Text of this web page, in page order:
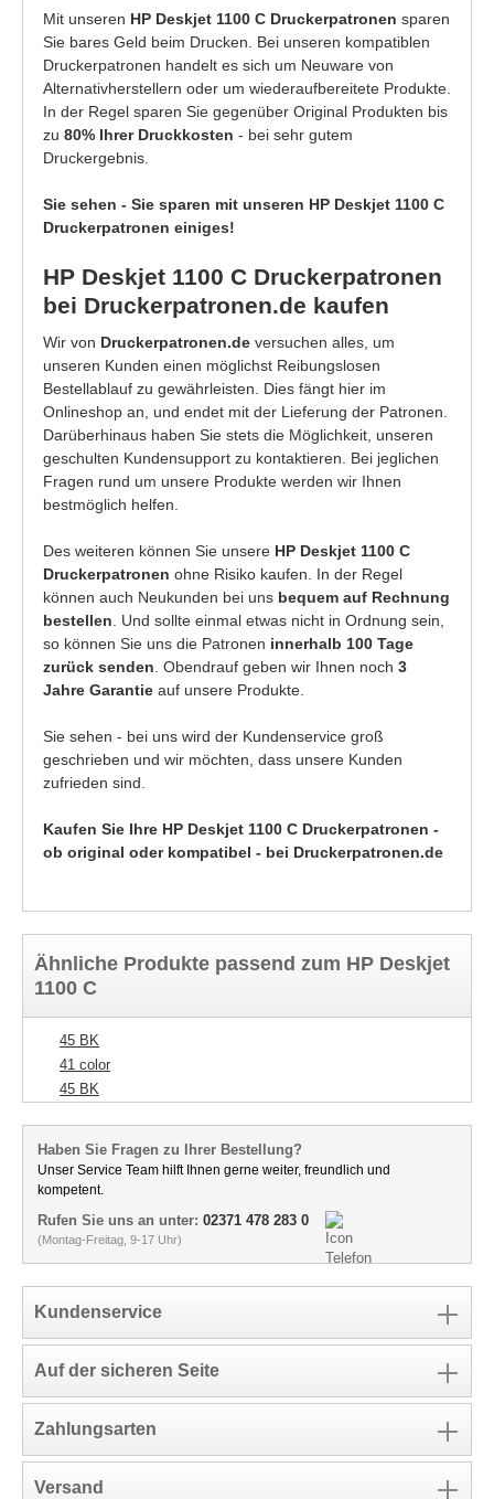
Mit unseren HP Deskjet 1100 C Druckerpatronen sparen
Sie bares Geld beim Drucken. Bei unseren kompatiblen
Druckerpatronen handelt es sich um Neuware von
Alternativherstellern oder um wiederaufbereitete Produkte.
In der Regel sparen Sie gegenüber Original Produkten bis
zu 80% Ihrer Druckkosten - bei sehr gutem
Druckergebnis.
Sie sehen - Sie sparen mit unseren HP Deskjet 1100 C
Druckerpatronen einiges!
HP Deskjet 1100 C Druckerpatronen
bei Druckerpatronen.de kaufen
Wir von Druckerpatronen.de versuchen alles, um
unseren Kunden einen möglichst Reibungslosen
Bestellablauf zu gewährleisten. Dies fängt hier im
Onlineshop an, und endet mit der Lieferung der Patronen.
Darüberhinaus haben Sie stets die Möglichkeit, unseren
geschulten Kundensupport zu kontaktieren. Bei jeglichen
Fragen rund um unsere Produkte werden wir Ihnen
bestmöglich helfen.
Des weiteren können Sie unsere HP Deskjet 1100 C
Druckerpatronen ohne Risiko kaufen. In der Regel
können auch Neukunden bei uns bequem auf Rechnung
bestellen . Und sollte einmal etwas nicht in Ordnung sein,
so können Sie uns die Patronen innerhalb 100 Tage
zurück senden . Obendrauf geben wir Ihnen noch 3
Jahre Garantie auf unsere Produkte.
Sie sehen - bei uns wird der Kundenservice groß
geschrieben und wir möchten, dass unsere Kunden
zufrieden sind.
Kaufen Sie Ihre HP Deskjet 1100 C Druckerpatronen -
ob original oder kompatibel - bei Druckerpatronen.de
Ähnliche Produkte passend zum HP Deskjet
1100 C
45 BK
41 color
45 BK
Haben Sie Fragen zu Ihrer Bestellung?
Unser Service Team hilft Ihnen gerne weiter, freundlich und
kompetent.
Rufen Sie uns an unter: 02371 478 283 0
(Montag-Freitag, 9-17 Uhr)
Kundenservice
Auf der sicheren Seite
Zahlungsarten
Versand